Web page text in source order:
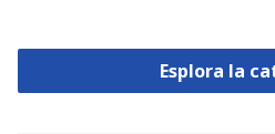
Esplora la